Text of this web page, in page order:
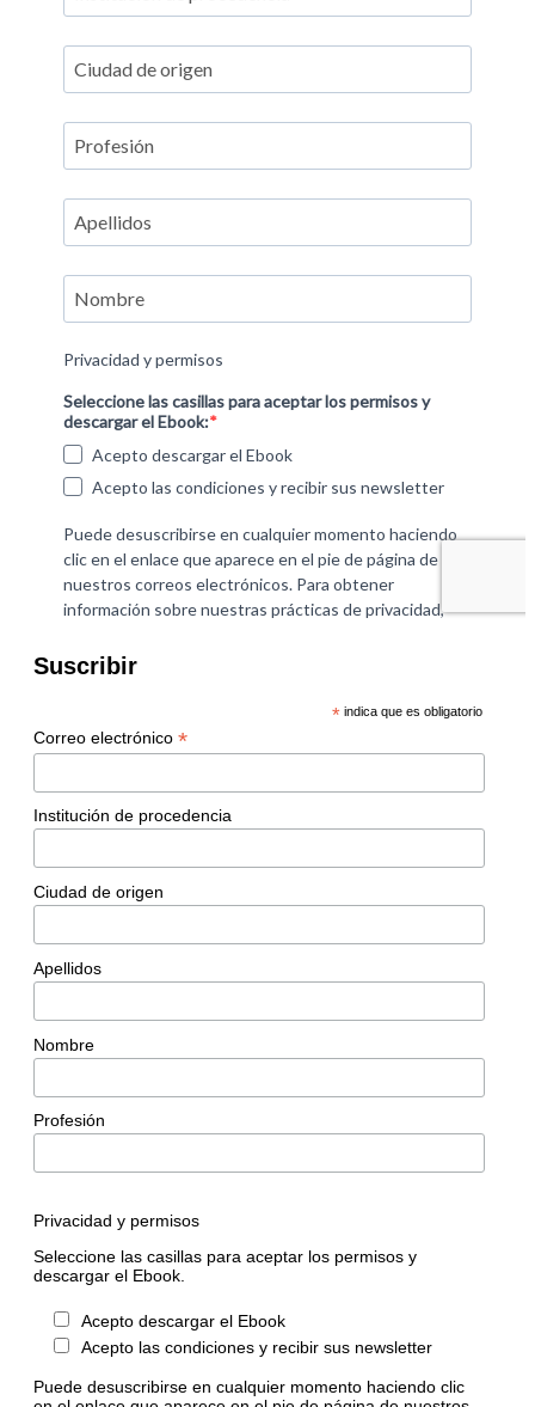
Suscribir
* indica que es obligatorio
Correo electrónico *
Institución de procedencia
Ciudad de origen
Apellidos
Nombre
Profesión
Privacidad y permisos
Seleccione las casillas para aceptar los permisos y
descargar el Ebook.
Acepto descargar el Ebook
Acepto las condiciones y recibir sus newsletter
Puede desuscribirse en cualquier momento haciendo clic